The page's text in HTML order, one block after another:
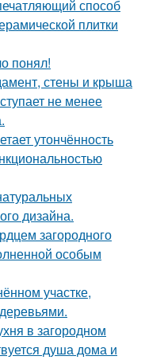
способ
плитки
понял!
стены и крыша
не менее
утончённость
дизайна.
загородного
особым
участке,
в загородном
душа дома и